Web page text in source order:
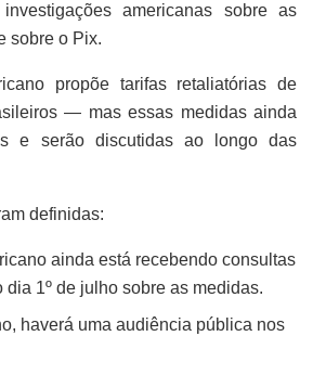
americanas sobre as
sobre o Pix.
propõe tarifas retaliatórias de
— mas essas medidas ainda
e serão discutidas ao longo das
definidas:
ainda está recebendo consultas
dia 1º de julho sobre as medidas.
haverá uma audiência pública nos